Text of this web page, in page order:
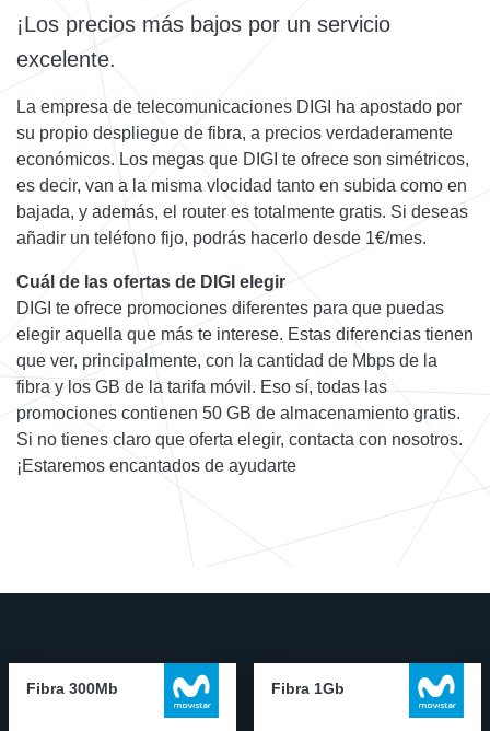
¡Los precios más bajos por un servicio
excelente.
La empresa de telecomunicaciones DIGI ha apostado por
su propio despliegue de fibra, a precios verdaderamente
económicos. Los megas que DIGI te ofrece son simétricos,
es decir, van a la misma vlocidad tanto en subida como en
bajada, y además, el router es totalmente gratis. Si deseas
añadir un teléfono fijo, podrás hacerlo desde 1€/mes.
Cuál de las ofertas de DIGI elegir
DIGI te ofrece promociones diferentes para que puedas
elegir aquella que más te interese. Estas diferencias tienen
que ver, principalmente, con la cantidad de Mbps de la
fibra y los GB de la tarifa móvil. Eso sí, todas las
promociones contienen 50 GB de almacenamiento gratis.
Si no tienes claro que oferta elegir, contacta con nosotros.
¡Estaremos encantados de ayudarte
Fibra 300Mb Fibra 1Gb